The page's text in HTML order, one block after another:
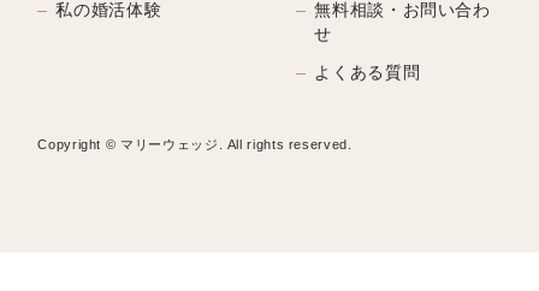
私の婚活体験
無料相談・お問い合わ
せ
よくある質問
Copyright © マリーウェッジ. All rights reserved.